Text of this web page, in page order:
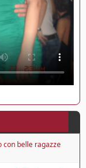
con belle ragazze